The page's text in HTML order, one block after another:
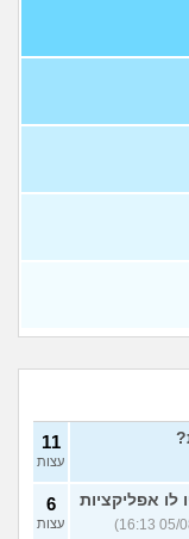
עצות
13
13
עצות
20
עצות
11
עצות
לו אפליקציות
6
עצות